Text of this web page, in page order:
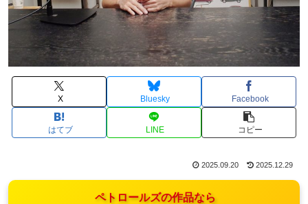
X Bluesky Facebook
はてブ LINE コピー
2025.09.20 2025.12.29
ペトロールズの作品なら